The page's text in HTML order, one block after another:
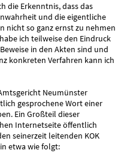
die Erkenntnis, dass das
und die eigentliche
nicht so ganz ernst zu nehmen
ich teilweise den Eindruck
in den Akten sind und
konkreten Verfahren kann ich
Neumünster
gesprochene Wort einer
Ein Großteil dieser
Internetseite öffentlich
seinerzeit leitenden KOK
etwa wie folgt: